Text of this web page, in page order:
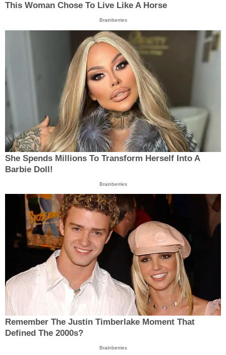
This Woman Chose To Live Like A Horse
Brainberries
She Spends Millions To Transform Herself Into A
Barbie Doll!
Brainberries
Remember The Justin Timberlake Moment That
Defined The 2000s?
Brainberries